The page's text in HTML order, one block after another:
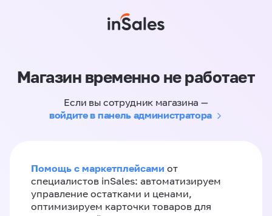
Магазин временно не работает
Если вы сотрудник магазина —
войдите в панель администратора
Помощь с маркетплейсами от
специалистов inSales: автоматизируем
управление остатками и ценами,
оптимизируем карточки товаров для